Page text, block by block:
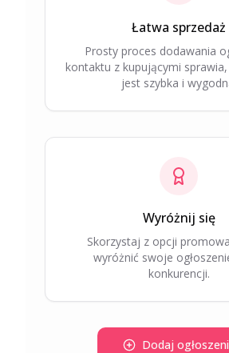
Łatwa sprzedaż
Prosty proces dodawania
kontaktu z kupującymi
jest szybka i
Wyróżnij się
Skorzystaj z opcji
wyróżnić swoje
konkurencji.
Dodaj